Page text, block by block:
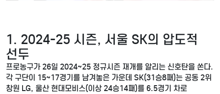
1. 2024-25 시즌, 서울 SK의 압도적
선두
프로농구가 26일 2024~25 정규시즌 재개를 알리는 신호탄을 쏜다.
각 구단이 15~17경기를 남겨놓은 가운데 SK(31승8패)는 공동 2위
창원 LG, 울산 현대모비스(이상 24승14패)를 6.5경기 차로